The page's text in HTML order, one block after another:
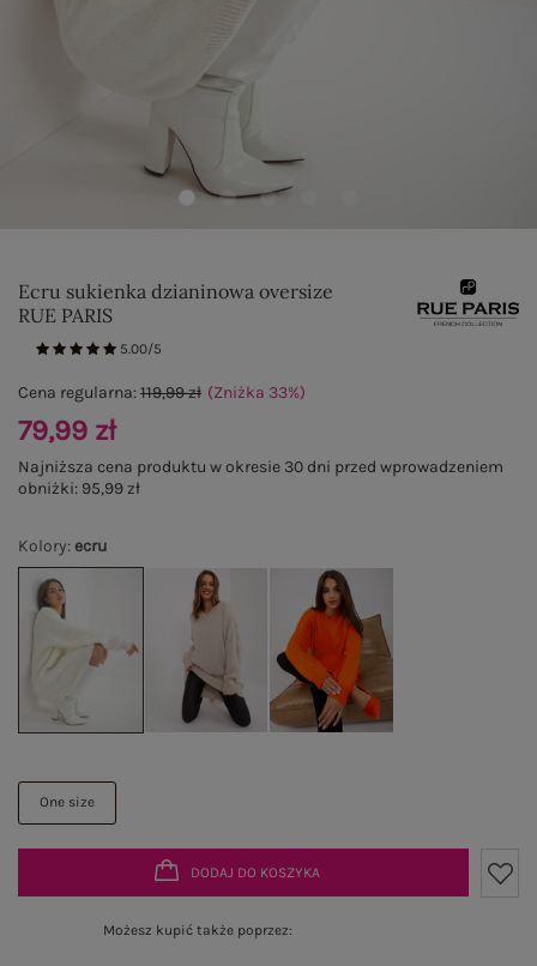
Ecru sukienka dzianinowa oversize
RUE PARIS
5.00/5
Kolory: ecru
One size
Cena regularna:119,99 zł (Zniżka 33%)
79,99 zł
Najniższa cena produktu w okresie 30 dni przed wprowadzeniem
obniżki: 95,99 zł
DODAJ DO KOSZYKA
Możesz kupić także poprzez: